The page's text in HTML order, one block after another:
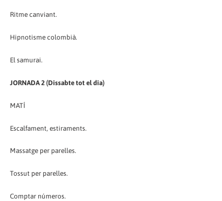
Ritme canviant.
Hipnotisme colombià.
El samurai.
JORNADA 2 (Dissabte tot el dia)
MATÍ
Escalfament, estiraments.
Massatge per parelles.
Tossut per parelles.
Comptar números.